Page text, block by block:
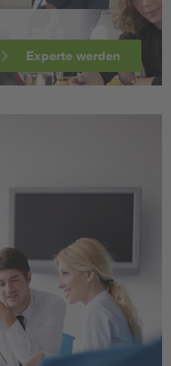
Experte werden